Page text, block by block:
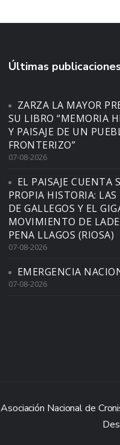
Últimas
ZARZA LA MAYOR
SU LIBRO “MEMORIA
Y PAISAJE DE UN
FRONTERIZO”
07-08-2026
EL PAISAJE CUENTA
PROPIA HISTORIA: LAS
DE GALLEGOS Y EL
MOVIMIENTO DE
PENA LLAGOS (RIOSA)
07-08-2026
EMERGENCIA
07-08-2026
Asociación Nacional de